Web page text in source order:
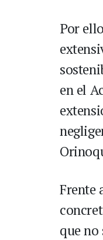
Por
en el
Frente
que